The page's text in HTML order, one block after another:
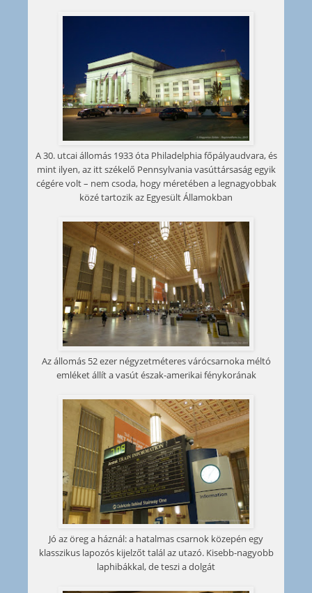
A 30. utcai állomás 1933 óta Philadelphia főpályaudvara, és
mint ilyen, az itt székelő Pennsylvania vasúttársaság egyik
cégére volt – nem csoda, hogy méretében a legnagyobbak
közé tartozik az Egyesült Államokban
Az állomás 52 ezer négyzetméteres várócsarnoka méltó
emléket állít a vasút észak-amerikai fénykorának
Jó az öreg a háznál: a hatalmas csarnok közepén egy
klasszikus lapozós kijelzőt talál az utazó. Kisebb-nagyobb
laphibákkal, de teszi a dolgát